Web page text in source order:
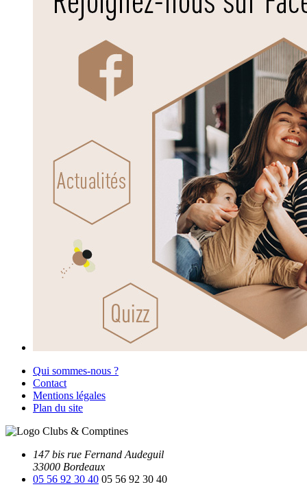
Qui sommes-nous ?
Contact
Mentions légales
Plan du site
147 bis rue Fernand Audeguil
33000 Bordeaux
05 56 92 30 40 05 56 92 30 40